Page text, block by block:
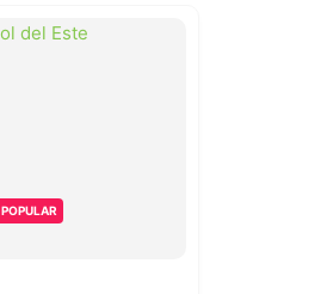
POPULAR